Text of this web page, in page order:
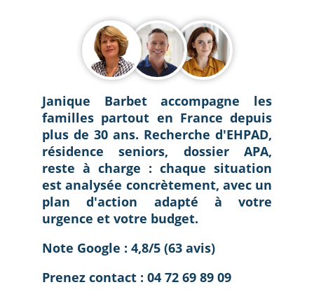
Janique Barbet accompagne les
familles partout en France depuis
plus de 30 ans. Recherche d'EHPAD,
résidence seniors, dossier APA,
reste à charge : chaque situation
est analysée concrètement, avec un
plan d'action adapté à votre
urgence et votre budget.
Note Google : 4,8/5 (63 avis)
Prenez contact : 04 72 69 89 09